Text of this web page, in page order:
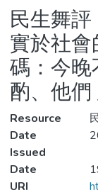
Statistics
民生舞
實於社
碼：今
酌、他
Resource
Date
Issued
Date
URI